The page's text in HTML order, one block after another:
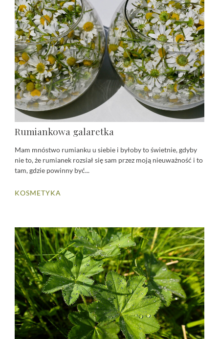
Rumiankowa galaretka
Mam mnóstwo rumianku u siebie i byłoby to świetnie, gdyby
nie to, że rumianek rozsiał się sam przez moją nieuważność i to
tam, gdzie powinny być...
KOSMETYKA